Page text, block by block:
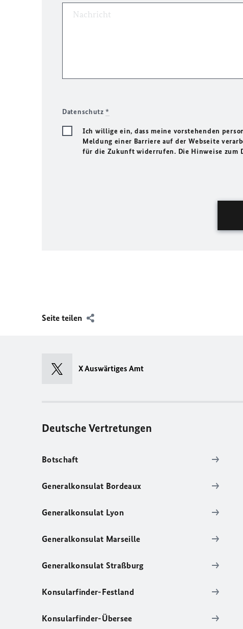
Datenschutz*
Ich willige ein, dass meine vorstehenden
Meldung einer Barriere auf der Webseite
für die Zukunft widerrufen. Die Hinweise zum
Seite teilen
X Auswärtiges Amt
Deutsche Vertretungen
Botschaft
Generalkonsulat Bordeaux
Generalkonsulat Lyon
Generalkonsulat Marseille
Generalkonsulat Straßburg
Konsularfinder-Festland
Konsularfinder-Übersee